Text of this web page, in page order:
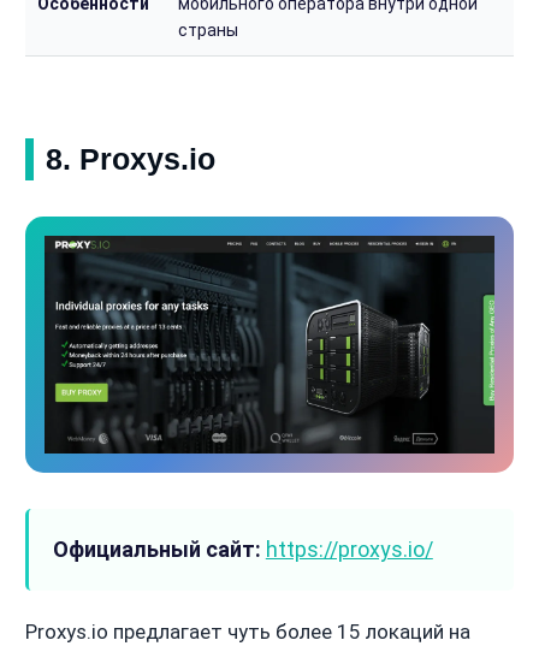
страны
8. Proxys.io
Официальный сайт: https://proxys.io/
Proxys.io предлагает чуть более 15 локаций на